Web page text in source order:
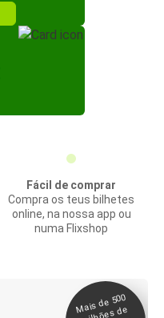
Fácil de comprar
Compra os teus bilhetes
online, na nossa app ou
numa Flixshop
Mais de 500
confia
m e